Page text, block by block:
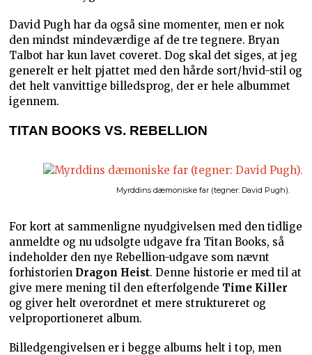
David Pugh har da også sine momenter, men er nok
den mindst mindeværdige af de tre tegnere. Bryan
Talbot har kun lavet coveret. Dog skal det siges, at jeg
generelt er helt pjattet med den hårde sort/hvid-stil og
det helt vanvittige billedsprog, der er hele albummet
igennem.
TITAN BOOKS VS. REBELLION
Myrddins dæmoniske far (tegner: David Pugh).
For kort at sammenligne nyudgivelsen med den tidlige
anmeldte og nu udsolgte udgave fra Titan Books, så
indeholder den nye Rebellion-udgave som nævnt
forhistorien Dragon Heist. Denne historie er med til at
give mere mening til den efterfølgende Time Killer
og giver helt overordnet et mere struktureret og
velproportioneret album.
Billedgengivelsen er i begge albums helt i top, men